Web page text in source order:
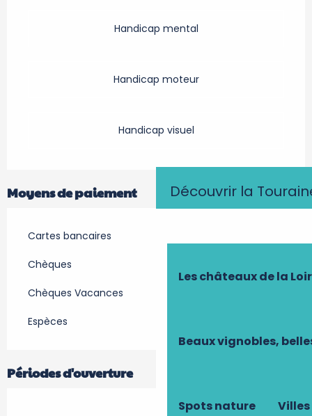
Découvrir la
Les châteaux de la
Beaux vignobles,
Spots nature
Handicap mental
Handicap moteur
Handicap visuel
Moyens de paiement
Cartes bancaires
Chèques
Chèques Vacances
Espèces
Périodes d'ouverture